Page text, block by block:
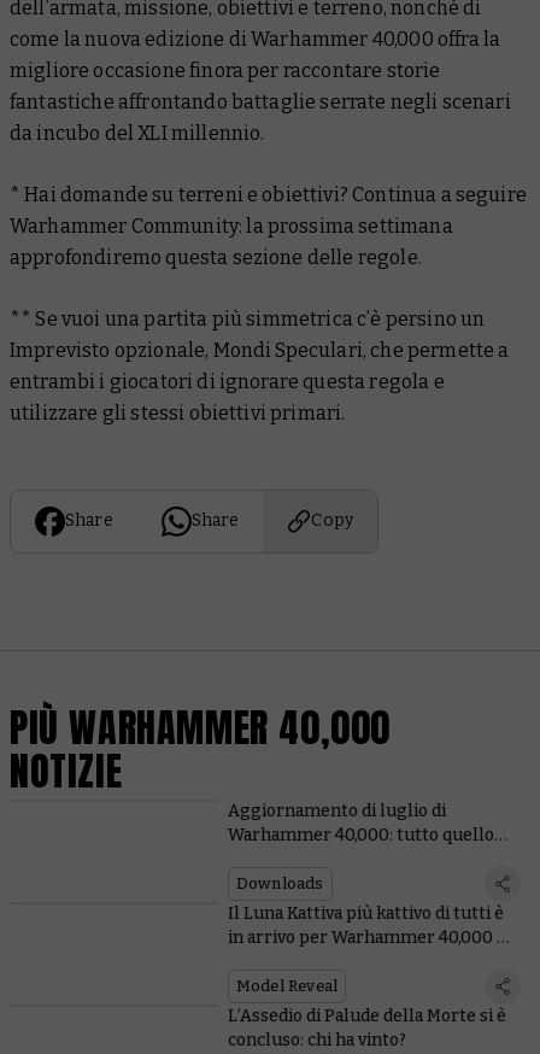
dell’armata, missione, obiettivi e terreno, nonché di
come la nuova edizione di Warhammer 40,000 offra la
migliore occasione finora per raccontare storie
fantastiche affrontando battaglie serrate negli scenari
da incubo del XLI millennio.
* Hai domande su terreni e obiettivi? Continua a seguire
Warhammer Community: la prossima settimana
approfondiremo questa sezione delle regole.
** Se vuoi una partita più simmetrica c’è persino un
Imprevisto opzionale, Mondi Speculari, che permette a
entrambi i giocatori di ignorare questa regola e
utilizzare gli stessi obiettivi primari.
Share Share Copy
PIÙ WARHAMMER 40,000
NOTIZIE
Aggiornamento di luglio di
Warhammer 40,000: tutto quello
Downloads
Il Luna Kattiva più kattivo di tutti è
in arrivo per Warhammer 40,000 E
Model Reveal
L’Assedio di Palude della Morte si è
concluso: chi ha vinto?